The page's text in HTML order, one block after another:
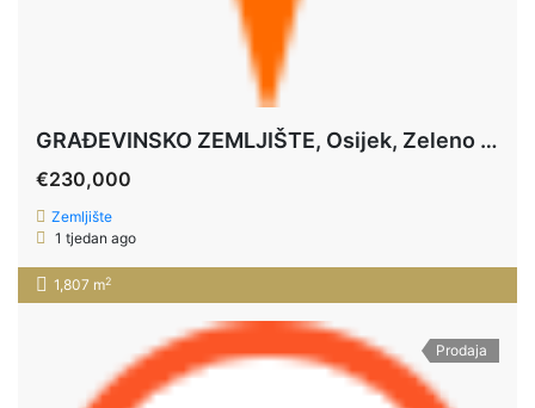
GRAĐEVINSKO ZEMLJIŠTE, Osijek, Zeleno Polje, 1.807m2, poslovna namjena
€230,000
Zemljište
1 tjedan ago
1,807 m2
Prodaja